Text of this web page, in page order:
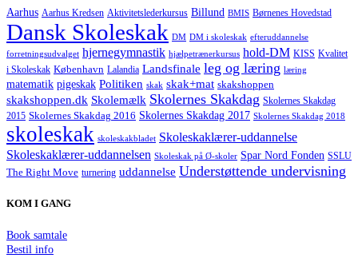
Aarhus Aarhus Kredsen Aktivitetslederkursus Billund BMIS Børnenes Hovedstad
Dansk Skoleskak DM DM i skoleskak efteruddannelse
forretningsudvalget hjernegymnastik hjælpetrænerkursus hold-DM KISS Kvalitet
i Skoleskak København Lalandia Landsfinale leg og læring læring
matematik pigeskak Politiken skak skak+mat skakshoppen
skakshoppen.dk Skolemælk Skolernes Skakdag Skolernes Skakdag
2015 Skolernes Skakdag 2016 Skolernes Skakdag 2017 Skolernes Skakdag 2018
skoleskak skoleskakbladet Skoleskaklærer-uddannelse
Skoleskaklærer-uddannelsen Skoleskak på Ø-skoler Spar Nord Fonden SSLU
The Right Move turnering uddannelse Understøttende undervisning
KOM I GANG
Book samtale
Bestil info